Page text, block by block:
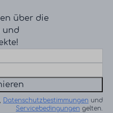
über die
und
Datenschutzbestimmungen und
Servicebedingungen gelten.